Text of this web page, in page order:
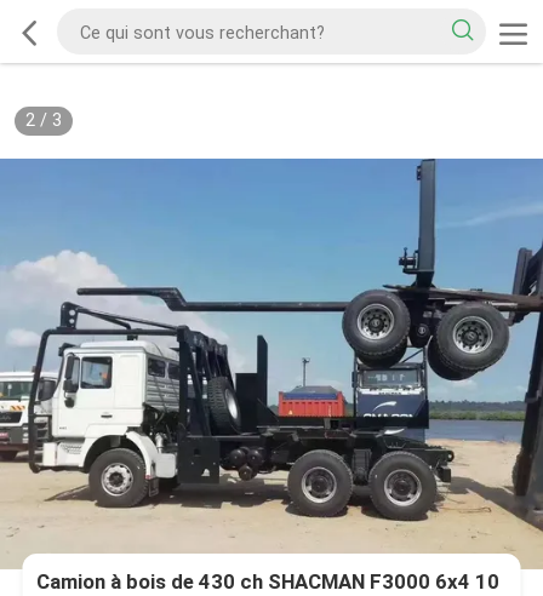
2/ 3
Camion à bois de 430 ch SHACMAN F3000 6x4 10